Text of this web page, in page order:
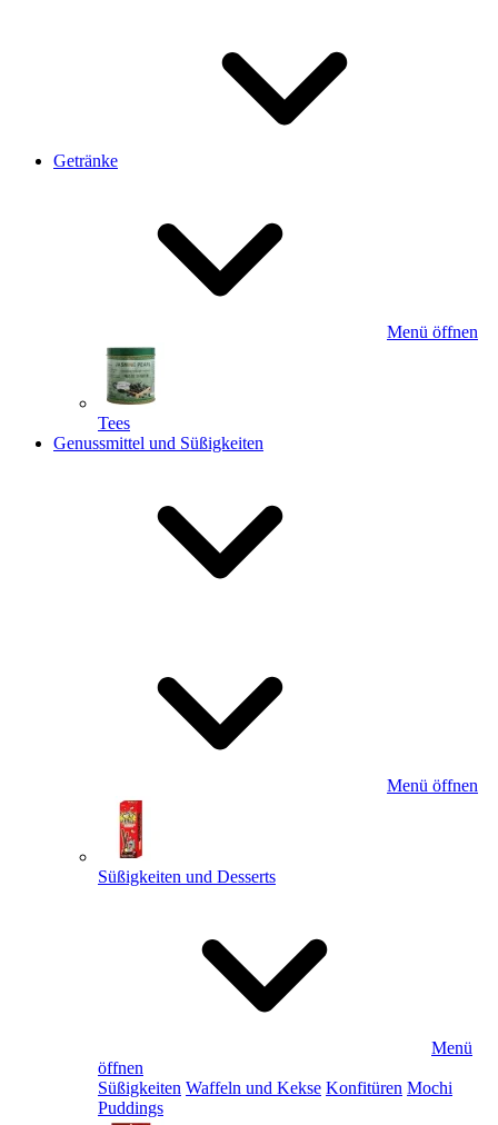
Getränke
Menü öffnen
Tees
Genussmittel und Süßigkeiten
Menü öffnen
Süßigkeiten und Desserts
Menü
öffnen
Süßigkeiten Waffeln und Kekse Konfitüren Mochi
Puddings